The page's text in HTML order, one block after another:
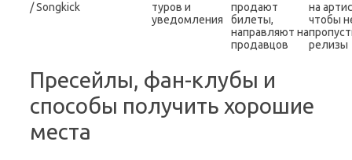
/ Songkick
туров и
уведомления
продают
билеты,
направляют на
продавцов
на
чтобы
релизы
Пресейлы, фан-клубы и
способы получить хорошие
места